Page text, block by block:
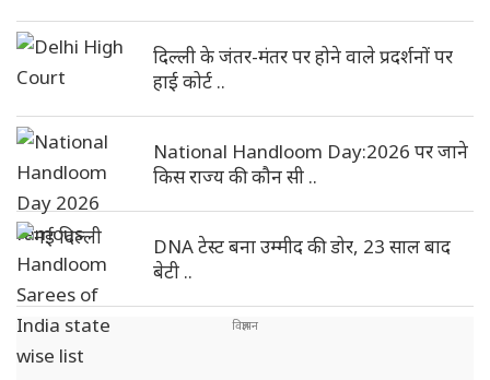
दिल्ली के जंतर-मंतर पर होने वाले प्रदर्शनों पर
हाई कोर्ट ..
National Handloom Day:2026 पर जाने
किस राज्य की कौन सी ..
DNA टेस्ट बना उम्मीद की डोर, 23 साल बाद
बेटी ..